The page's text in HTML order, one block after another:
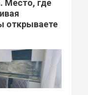
Место, где
открываете